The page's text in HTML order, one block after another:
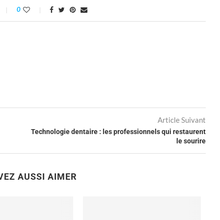
0
Article Suivant
Technologie dentaire : les professionnels qui restaurent
le sourire
AUSSI AIMER